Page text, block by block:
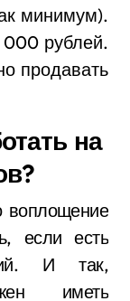
минимум).
рублей.
продавать
на
воплощение
если есть
И так,
иметь